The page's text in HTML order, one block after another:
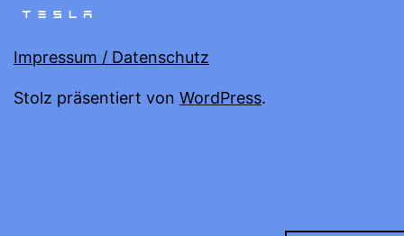
Impressum / Datenschutz
Stolz präsentiert von WordPress.